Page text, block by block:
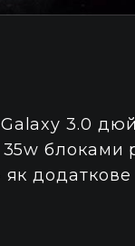
3.0
блоками
як